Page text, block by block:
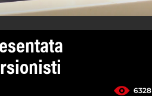
6328